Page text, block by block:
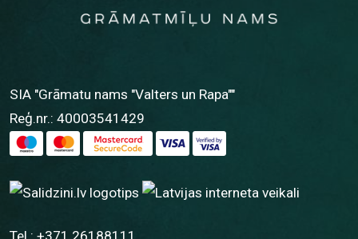
SIA "Grāmatu nams "Valters un Rapa""
Reģ.nr.: 40003541429
Tel.: +371 26188111